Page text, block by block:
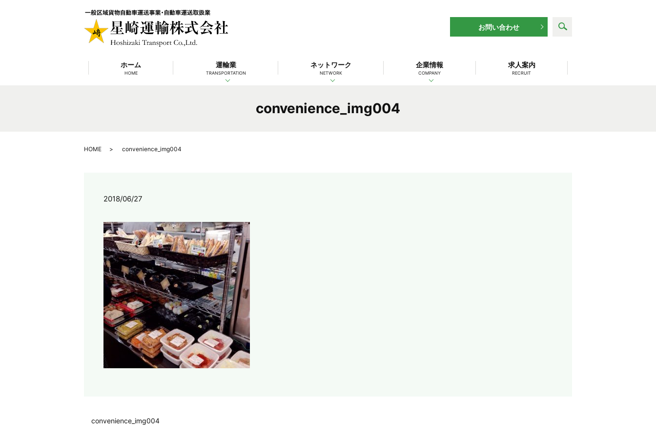
お問い合わせ
ホーム
HOME
運輸業
TRANSPORTATION
ネットワーク
NETWORK
企業情報
COMPANY
求人案内
RECRUIT
convenience_img004
HOME convenience_img004
2018/06/27
convenience_img004